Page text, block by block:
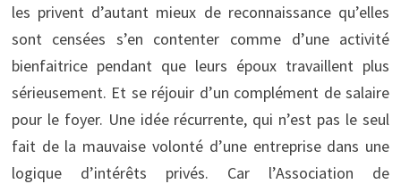
les privent d’autant mieux de reconnaissance qu’elles
sont censées s’en contenter comme d’une activité
bienfaitrice pendant que leurs époux travaillent plus
sérieusement. Et se réjouir d’un complément de salaire
pour le foyer. Une idée récurrente, qui n’est pas le seul
fait de la mauvaise volonté d’une entreprise dans une
logique d’intérêts privés. Car l’Association de